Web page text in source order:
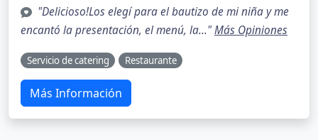
"Delicioso!Los elegí para el bautizo de mi niña y me
encantó la presentación, el menú, la..."Más Opiniones
Servicio de catering Restaurante
Más Información